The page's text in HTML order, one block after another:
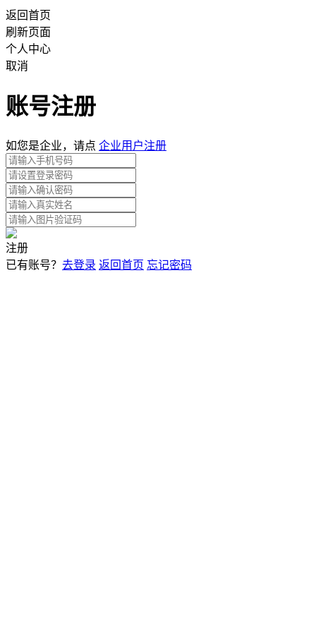
返回首页
刷新页面
个人中心
取消
账号注册
如您是企业，请点 企业用户注册
注册
已有账号？ 去登录 返回首页 忘记密码